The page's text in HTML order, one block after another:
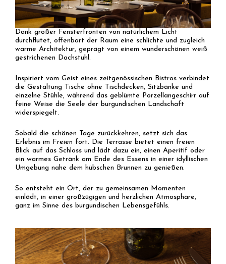
Dank großer Fensterfronten von natürlichem Licht
durchflutet, offenbart der Raum eine schlichte und zugleich
warme Architektur, geprägt von einem wunderschönen weiß
gestrichenen Dachstuhl.
Inspiriert vom Geist eines zeitgenössischen Bistros verbindet
die Gestaltung Tische ohne Tischdecken, Sitzbänke und
einzelne Stühle, während das geblümte Porzellangeschirr auf
feine Weise die Seele der burgundischen Landschaft
widerspiegelt.
Sobald die schönen Tage zurückkehren, setzt sich das
Erlebnis im Freien fort. Die Terrasse bietet einen freien
Blick auf das Schloss und lädt dazu ein, einen Aperitif oder
ein warmes Getränk am Ende des Essens in einer idyllischen
Umgebung nahe dem hübschen Brunnen zu genießen.
So entsteht ein Ort, der zu gemeinsamen Momenten
einlädt, in einer großzügigen und herzlichen Atmosphäre,
ganz im Sinne des burgundischen Lebensgefühls.